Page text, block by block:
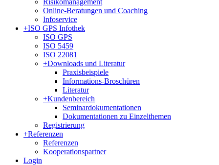
Risikomanagement
Online-Beratungen und Coaching
Infoservice
+ISO GPS Infothek
ISO GPS
ISO 5459
ISO 22081
+Downloads und Literatur
Praxisbeispiele
Informations-Broschüren
Literatur
+Kundenbereich
Seminardokumentationen
Dokumentationen zu Einzelthemen
Registrierung
+Referenzen
Referenzen
Kooperationspartner
Login